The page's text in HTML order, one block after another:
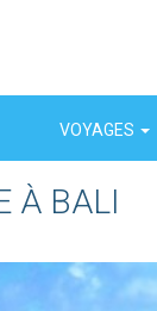
VOYAGES
À BALI